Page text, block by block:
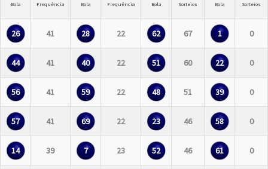
Bola Frequência Bola Frequência Bola Sorteios Bola Sorteios
26 41 28 22 62 67 1 0
44 41 40 22 51 60 22 0
56 41 59 22 48 51 39 0
57 41 69 22 23 46 58 0
14 39 7 23 52 46 61 0